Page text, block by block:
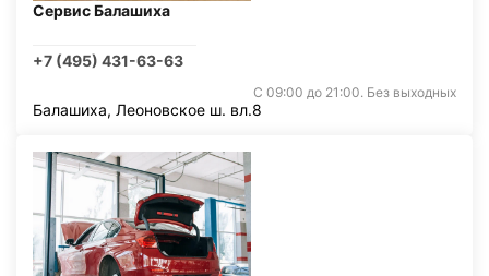
Сервис Балашиха
+7 (495) 431-63-63
С 09:00 до 21:00. Без выходных
Балашиха, Леоновское ш. вл.8